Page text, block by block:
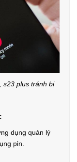
s23 plus tránh bị
dụng quản lý
pin.